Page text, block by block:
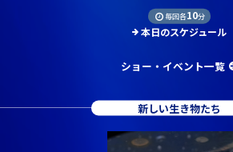
毎回各10分
本日のスケジュール
ショー・イベント一覧
新しい生き物たち